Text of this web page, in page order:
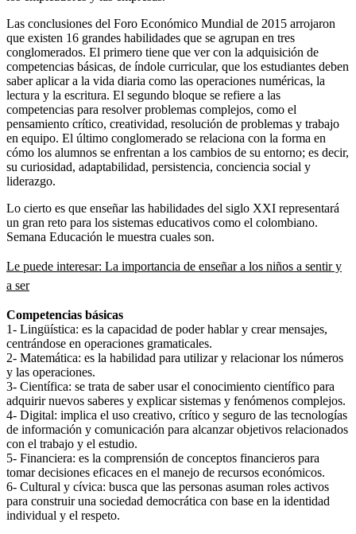
Las conclusiones del Foro Económico Mundial de 2015 arrojaron
que existen 16 grandes habilidades que se agrupan en tres
conglomerados. El primero tiene que ver con la adquisición de
competencias básicas, de índole curricular, que los estudiantes deben
saber aplicar a la vida diaria como las operaciones numéricas, la
lectura y la escritura. El segundo bloque se refiere a las
competencias para resolver problemas complejos, como el
pensamiento crítico, creatividad, resolución de problemas y trabajo
en equipo. El último conglomerado se relaciona con la forma en
cómo los alumnos se enfrentan a los cambios de su entorno; es decir,
su curiosidad, adaptabilidad, persistencia, conciencia social y
liderazgo.
Lo cierto es que enseñar las habilidades del siglo XXI representará
un gran reto para los sistemas educativos como el colombiano.
Semana Educación le muestra cuales son.
Le puede interesar: La importancia de enseñar a los niños a sentir y
a ser
Competencias básicas
1- Lingüística: es la capacidad de poder hablar y crear mensajes,
centrándose en operaciones gramaticales.
2- Matemática: es la habilidad para utilizar y relacionar los números
y las operaciones.
3- Científica: se trata de saber usar el conocimiento científico para
adquirir nuevos saberes y explicar sistemas y fenómenos complejos.
4- Digital: implica el uso creativo, crítico y seguro de las tecnologías
de información y comunicación para alcanzar objetivos relacionados
con el trabajo y el estudio.
5- Financiera: es la comprensión de conceptos financieros para
tomar decisiones eficaces en el manejo de recursos económicos.
6- Cultural y cívica: busca que las personas asuman roles activos
para construir una sociedad democrática con base en la identidad
individual y el respeto.